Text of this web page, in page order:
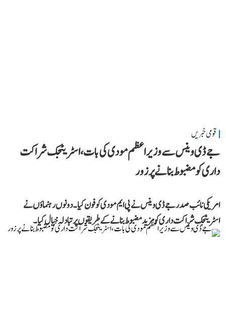
قومی خبریں
جے ڈی وینس سے وزیر اعظم مودی کی بات، اسٹریٹجک شراکت
داری کو مضبوط بنانے پر زور
امریکی نائب صدر جے ڈی وینس نے پی ایم مودی کو فون کیا۔ دونوں رہنماؤں نے
اسٹریٹجک شراکت داری کو مزید مضبوط بنانے کے طریقوں پر تبادلہ خیال کیا۔